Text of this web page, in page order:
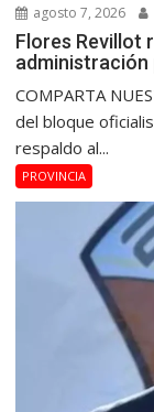
agosto 7, 2026
Flores Revillot
COMPARTA
del bloque
respaldo al...
PROVINCIA